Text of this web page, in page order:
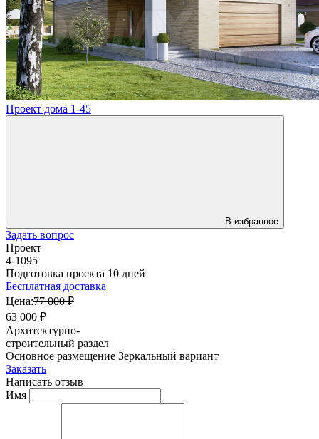
Проект дома 1-45
В избранное
Задать вопрос
Проект
4-1095
Подготовка проекта 10 дней
Бесплатная доставка
Цена:77 000 ₽
63 000 ₽
Архитектурно-
строительный раздел
Основное размещение Зеркальный вариант
Заказать
Написать отзыв
Имя